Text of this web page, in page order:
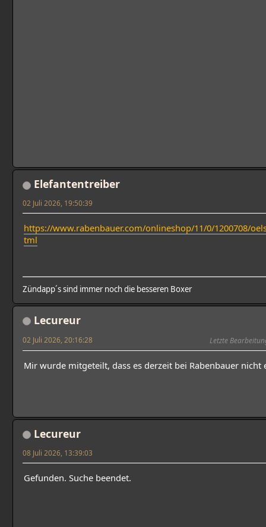
Elefantentreiber
02 Juli 2026, 19:50:39
https://www.rabenbauer.com/onlineshop/11/0/1200708/
tml
Zündapp´s sind immer noch die besseren Boxer
Lecureur
02 Juli 2026, 20:16:28 Letzte
Mir wurde mitgeteilt, dass es derzeit bei Rabenbauer nicht
Lecureur
08 Juli 2026, 13:39:03
Gefunden. Suche beendet.